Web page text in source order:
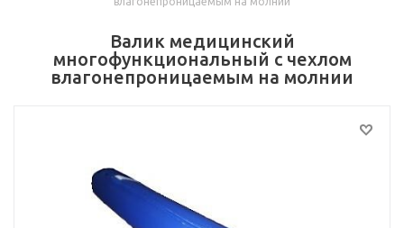
Валик медицинский
многофункциональный с чехлом
влагонепроницаемым на молнии